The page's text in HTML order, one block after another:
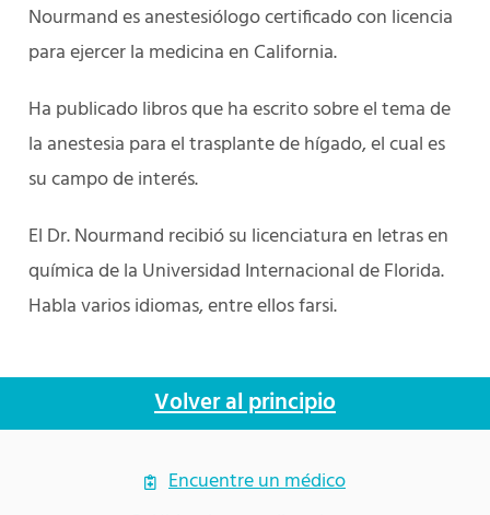
Nourmand es anestesiólogo certificado con licencia
para ejercer la medicina en California.
Ha publicado libros que ha escrito sobre el tema de
la anestesia para el trasplante de hígado, el cual es
su campo de interés.
El Dr. Nourmand recibió su licenciatura en letras en
química de la Universidad Internacional de Florida.
Habla varios idiomas, entre ellos farsi.
Volver al principio
Encuentre un médico